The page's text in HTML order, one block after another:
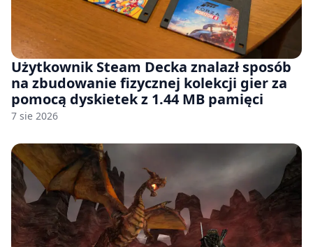
Użytkownik Steam Decka znalazł sposób
na zbudowanie fizycznej kolekcji gier za
pomocą dyskietek z 1.44 MB pamięci
7 sie 2026